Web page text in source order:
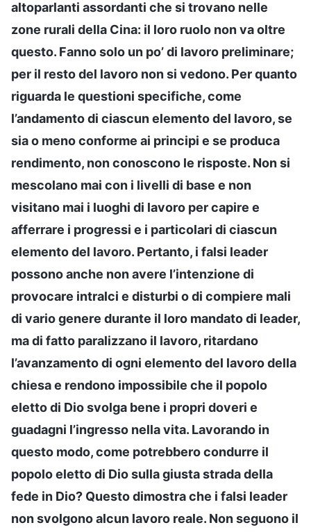
altoparlanti assordanti che si trovano nelle
zone rurali della Cina: il loro ruolo non va oltre
questo. Fanno solo un po’ di lavoro preliminare;
per il resto del lavoro non si vedono. Per quanto
riguarda le questioni specifiche, come
l’andamento di ciascun elemento del lavoro, se
sia o meno conforme ai principi e se produca
rendimento, non conoscono le risposte. Non si
mescolano mai con i livelli di base e non
visitano mai i luoghi di lavoro per capire e
afferrare i progressi e i particolari di ciascun
elemento del lavoro. Pertanto, i falsi leader
possono anche non avere l’intenzione di
provocare intralci e disturbi o di compiere mali
di vario genere durante il loro mandato di leader,
ma di fatto paralizzano il lavoro, ritardano
l’avanzamento di ogni elemento del lavoro della
chiesa e rendono impossibile che il popolo
eletto di Dio svolga bene i propri doveri e
guadagni l’ingresso nella vita. Lavorando in
questo modo, come potrebbero condurre il
popolo eletto di Dio sulla giusta strada della
fede in Dio? Questo dimostra che i falsi leader
non svolgono alcun lavoro reale. Non seguono il